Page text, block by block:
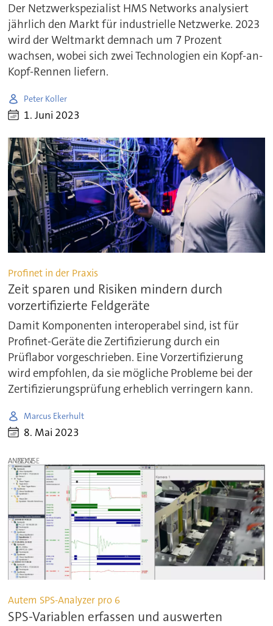
Der Netzwerkspezialist HMS Networks analysiert
jährlich den Markt für industrielle Netzwerke. 2023
wird der Weltmarkt demnach um 7 Prozent
wachsen, wobei sich zwei Technologien ein Kopf-an-
Kopf-Rennen liefern.
Peter Koller
1. Juni 2023
Profinet in der Praxis
Zeit sparen und Risiken mindern durch
vorzertifizierte Feldgeräte
Damit Komponenten interoperabel sind, ist für
Profinet-Geräte die Zertifizierung durch ein
Prüflabor vorgeschrieben. Eine Vorzertifizierung
wird empfohlen, da sie mögliche Probleme bei der
Zertifizierungsprüfung erheblich verringern kann.
Marcus Ekerhult
8. Mai 2023
ANZEIGE
Autem SPS-Analyzer pro 6
SPS-Variablen erfassen und auswerten